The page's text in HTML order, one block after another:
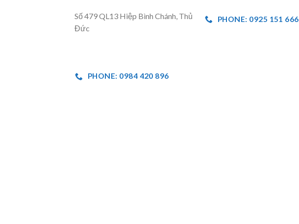
Số 479 QL13 Hiệp Bình Chánh, Thủ
Đức
PHONE: 0984 420 896
PHONE: 0925 151 666